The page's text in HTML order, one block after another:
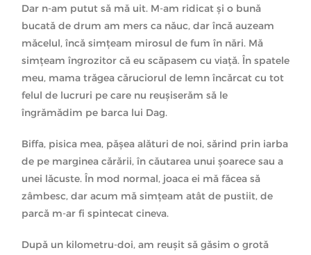
Dar n-am putut să mă uit. M-am ridicat și o bună
bucată de drum am mers ca năuc, dar încă auzeam
măcelul, încă simțeam mirosul de fum în nări. Mă
simțeam îngrozitor că eu scăpasem cu viață. În spatele
meu, mama trăgea căruciorul de lemn încărcat cu tot
felul de lucruri pe care nu reușiserăm să le
îngrămădim pe barca lui Dag.
Biffa, pisica mea, pășea alături de noi, sărind prin iarba
de pe marginea cărării, în căutarea unui șoarece sau a
unei lăcuste. În mod normal, joaca ei mă făcea să
zâmbesc, dar acum mă simțeam atât de pustiit, de
parcă m-ar fi spintecat cineva.
După un kilometru-doi, am reușit să găsim o grotă